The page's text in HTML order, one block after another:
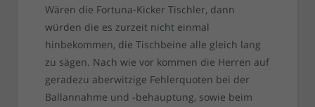
Wären die Fortuna-Kicker Tischler, dann
würden die es zurzeit nicht einmal
hinbekommen, die Tischbeine alle gleich lang
zu sägen. Nach wie vor kommen die Herren auf
geradezu aberwitzige Fehlerquoten bei der
Ballannahme und -behauptung, sowie beim